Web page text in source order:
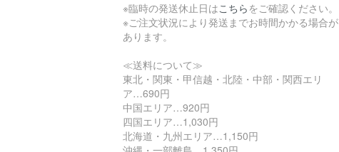
※臨時の発送休止日はこちら をご確認ください。
※ご注文状況により発送までお時間かかる場合が
あります。
≪送料について≫
東北・関東・甲信越・北陸・中部・関西エリ
ア…690円
中国エリア…920円
四国エリア…1,030円
北海道・九州エリア…1,150円